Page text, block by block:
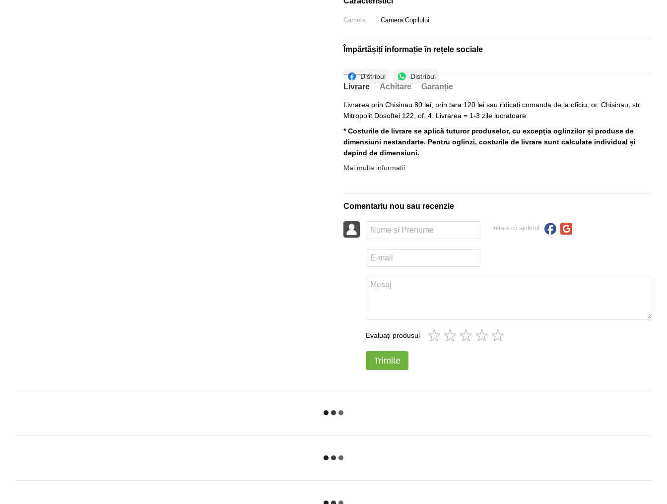
Camera Camera Copilului
Împărtășiți informație în rețele sociale
Distribui Distribui
Livrare Achitare Garanție
Livrarea prin Chisinau 80 lei, prin tara 120 lei sau ridicati comanda de la oficiu, or. Chisinau, str.
Mitropolit Dosoftei 122, of. 4. Livrarea = 1-3 zile lucratoare
* Costurile de livrare se aplică tuturor produselor, cu excepția oglinzilor și produse de
dimensiuni nestandarte. Pentru oglinzi, costurile de livrare sunt calculate individual și
depind de dimensiuni.
Mai multe informatii
Comentariu nou sau recenzie
Intrare cu ajutorul
Evaluați produsul
Trimite